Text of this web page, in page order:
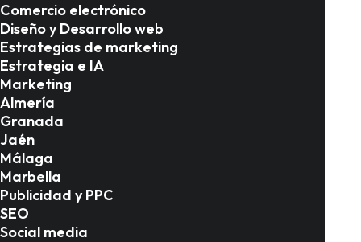
Comercio electrónico
Diseño y Desarrollo web
Estrategias de marketing
Estrategia e IA
Marketing
Almería
Granada
Jaén
Málaga
Marbella
Publicidad y PPC
SEO
Social media